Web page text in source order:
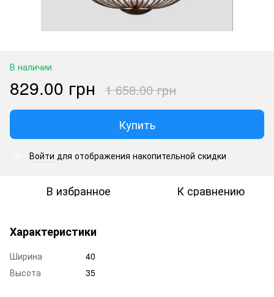
В наличии
829.00 грн 1 658.00 грн
Купить
Войти для отображения накопительной скидки
В избранное К сравнению
Характеристики
Ширина
40
Высота
35